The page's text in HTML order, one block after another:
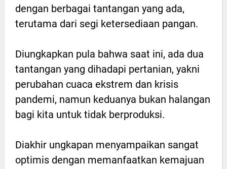
dengan berbagai tantangan yang ada,
terutama dari segi ketersediaan pangan.
Diungkapkan pula bahwa saat ini, ada dua
tantangan yang dihadapi pertanian, yakni
perubahan cuaca ekstrem dan krisis
pandemi, namun keduanya bukan halangan
bagi kita untuk tidak berproduksi.
Diakhir ungkapan menyampaikan sangat
optimis dengan memanfaatkan kemajuan